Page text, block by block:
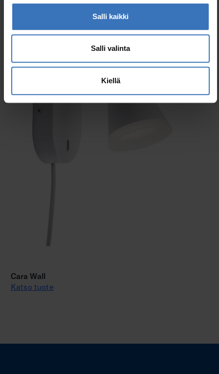
Salli kaikki
Salli valinta
Kiellä
Cara Wall
Katso tuote